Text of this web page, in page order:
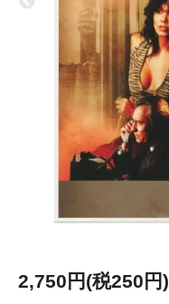
2,750円(税250円)